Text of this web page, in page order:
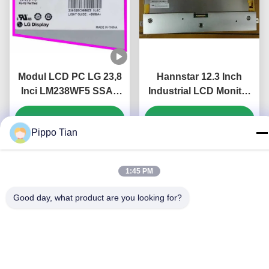
Modul LCD PC LG 23,8
Inci LM238WF5 SSA1
Panel Layar IPS FHD
Desktop
Dapatkan Harga Terbaik
Hannstar 12.3 Inch
Industrial LCD Monitor
dengan 1920*720 Pixel
Pippo Tian
1:45 PM
Good day, what product are you looking for?